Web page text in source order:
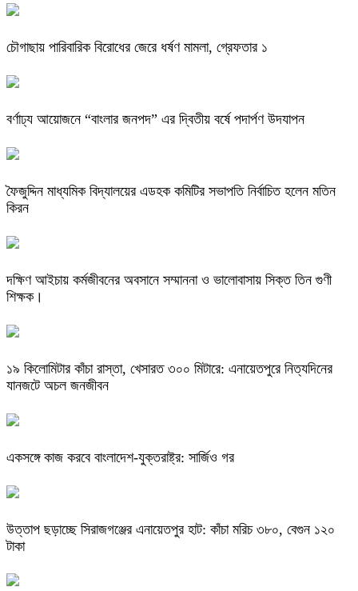
চৌগাছায় পারিবারিক বিরোধের জেরে ধর্ষণ মামলা, গ্রেফতার ১
বর্ণাঢ্য আয়োজনে “বাংলার জনপদ” এর দ্বিতীয় বর্ষে পদার্পণ উদযাপন
ফৈজুদ্দিন মাধ্যমিক বিদ্যালয়ের এডহক কমিটির সভাপতি নির্বাচিত হলেন মতিন
কিরন
দক্ষিণ আইচায় কর্মজীবনের অবসানে সম্মাননা ও ভালোবাসায় সিক্ত তিন গুণী
শিক্ষক।
​১৯ কিলোমিটার কাঁচা রাস্তা, খেসারত ৩০০ মিটারে: এনায়েতপুরে নিত্যদিনের
যানজটে অচল জনজীবন
একসঙ্গে কাজ করবে বাংলাদেশ-যুক্তরাষ্ট্র: সার্জিও গর
উত্তাপ ছড়াচ্ছে সিরাজগঞ্জের এনায়েতপুর হাট: কাঁচা মরিচ ৩৮০, বেগুন ১২০
টাকা